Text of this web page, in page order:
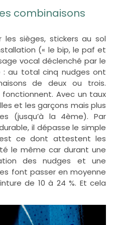
combinaisons
les sièges, stickers au sol
(« le bip, le paf et
vocal déclenché par le
: au total cinq nudges ont
de deux ou trois.
Avec un taux
et les garçons mais plus
(jusqu’à la 4ème). Par
il dépasse le simple
ce dont attestent les
le même car durant une
des nudges et une
font passer en moyenne
de 10 à 24 %. Et cela